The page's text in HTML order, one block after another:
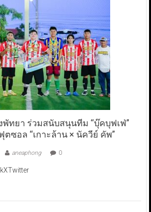
พัทยา ร่วมสนับสนุนทีม “บุ๊คบุฟเฟ่”
ซอล “เกาะล้าน × นัควีย์ คัพ”
aneaphong 0